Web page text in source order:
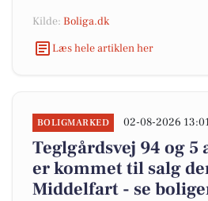
Kilde: Boliga.dk
Læs hele artiklen her
BOLIGMARKED 02-08-2026
Teglgårdsvej 94 og
er kommet til salg
Middelfart - se